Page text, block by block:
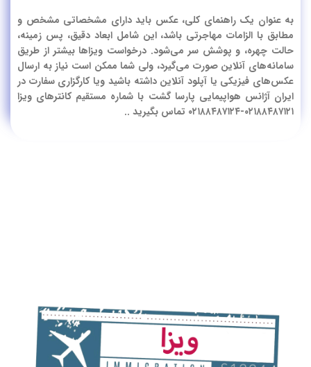
به عنوان یک راهنمای کلی، عکس باید دارای مشخصاتی مشخص و
مطابق با الزامات مهاجرتی باشد، این شامل ابعاد دقیق، پس زمینه،
حالت چهره، و پوشش سر می‌شود. درخواست ویزاها بیشتر از طریق
سامانه‌های آنلاین صورت می‌گیرد، ولی شما ممکن است نیاز به ارسال
عکس‌های فیزیکی یا آپلود آنلاین داشته باشید ویا کارگزاری سفارت در
ایران آژانس هواپیمایی پارسا گشت با شماره مستقیم کانترهای ویزا
۰۲۱۸۸۴۸۷۱۲۱-۰۲۱۸۸۴۸۷۱۲۴ تماس بگیرید .
.